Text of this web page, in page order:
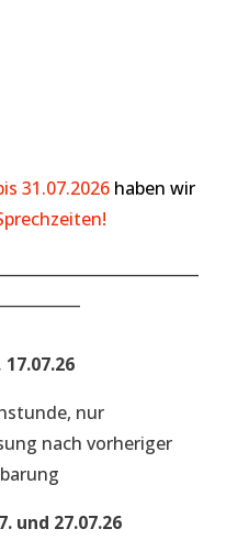
31.07.2026 haben wir
nur
nach vorheriger
und 27.07.26